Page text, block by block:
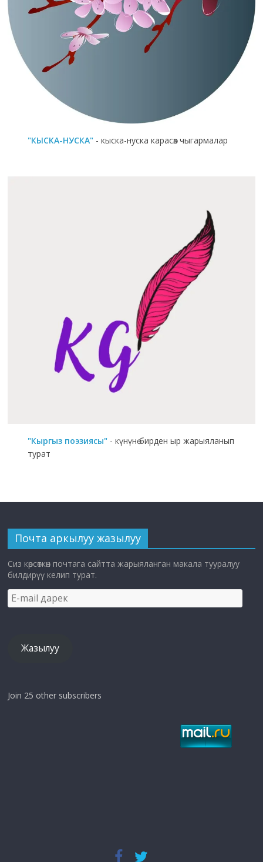
"КЫСКА-НУСКА" - кыска-нуска карасөз чыгармалар
"Кыргыз поэзиясы" - күнүнө бирден ыр жарыяланып
турат
Почта аркылуу жазылуу
Сиз көрсөткөн почтага сайтта жарыяланган макала тууралуу
билдирүү келип турат.
E-
mail
Жазылуу
Join 25 other subscribers